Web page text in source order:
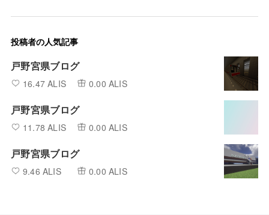
投稿者の人気記事
戸野宮県ブログ
16.47 ALIS 0.00 ALIS
戸野宮県ブログ
11.78 ALIS 0.00 ALIS
戸野宮県ブログ
9.46 ALIS 0.00 ALIS